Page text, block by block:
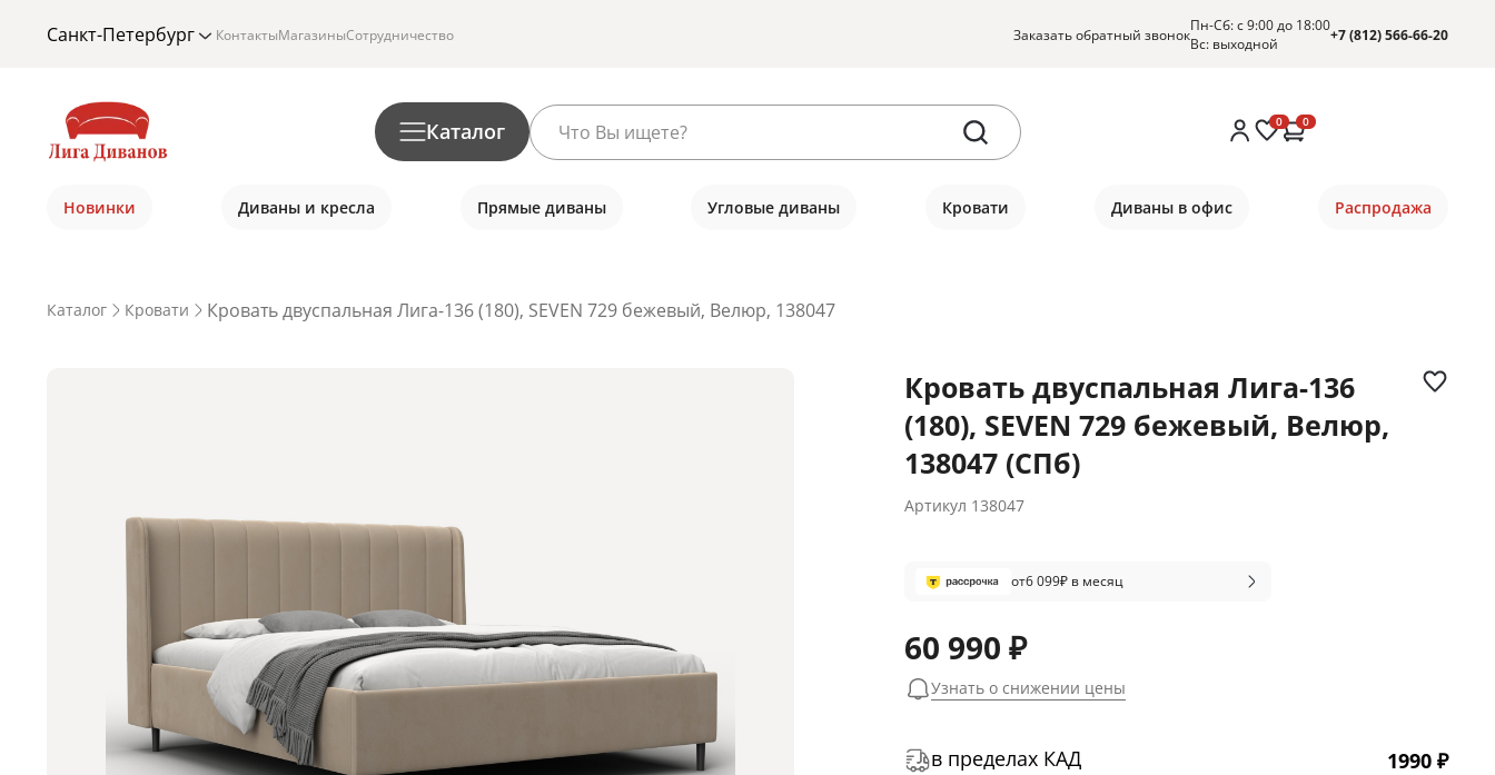
Санкт-Петербург КонтактыМагазиныСотрудничество Заказать обратный звонокПн-Сб: с 9:00 до 18:00
Вс: выходной
+7 (812) 566-66-20
Каталог 0 0
Новинки Диваны и кресла Прямые диваны Угловые диваны Кровати Диваны в офис Распродажа
Каталог Кровати Кровать двуспальная Лига-136 (180), SEVEN 729 бежевый, Велюр, 138047
Кровать двуспальная Лига-136
(180), SEVEN 729 бежевый, Велюр,
138047 (СПб)
Артикул 138047
от6 099₽ в месяц
60 990 ₽
Узнать о снижении цены
в пределах КАД 1990 ₽